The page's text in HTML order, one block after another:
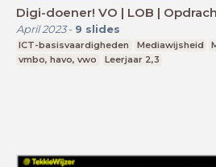
April 2023- 9 slides
ICT-basisvaardigheden Mediawijsheid
vmbo, havo, vwo
Leerjaar 2,3